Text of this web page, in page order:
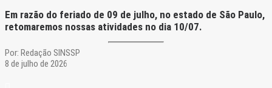
Em razão do feriado de 09 de julho, no estado de São Paulo,
retomaremos nossas atividades no dia 10/07.
Por: Redação SINSSP
8 de julho de 2026